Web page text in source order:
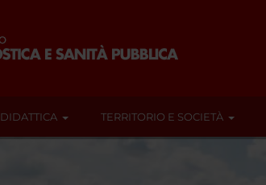
DIDATTICA TERRITORIO E SOCIETÀ